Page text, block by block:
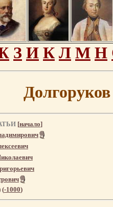
З И К Л М Н
[начало]
(-1000)